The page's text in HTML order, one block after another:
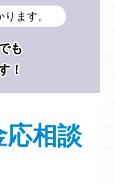
ます。
も
！
応相談